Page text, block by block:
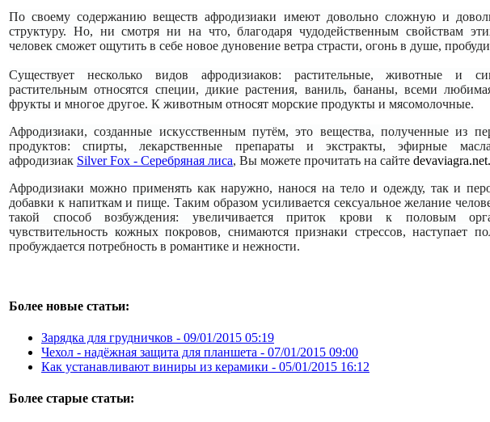
По своему содержанию веществ афродизиаки имеют довольно сложную и
структуру. Но, ни смотря ни на что, благодаря чудодейственным свойствам
человек сможет ощутить в себе новое дуновение ветра страсти, огонь в душе,
Существует несколько видов афродизиаков: растительные, животные и
растительным относятся специи, дикие растения, ваниль, бананы, всеми
фрукты и многое другое. К животным относят морские продукты и мясомолочные.
Афродизиаки, созданные искусственным путём, это вещества, полученные из
продуктов: спирты, лекарственные препараты и экстракты, эфирные
афродизиак Silver Fox - Серебряная лиса, Вы можете прочитать на сайте devaviagra.net.
Афродизиаки можно применять как наружно, нанося на тело и одежду, так и
добавки к напиткам и пище.Таким образом усиливается сексуальное желание
такой способ возбуждения: увеличивается приток крови к половым
чувствительность кожных покровов, снимаются признаки стрессов, наступает
пробуждается потребность в романтике и нежности.
Более новые статьи:
Зарядка для грудничков - 09/01/2015 05:19
Чехол - надёжная защита для планшета - 07/01/2015 09:00
Как устанавливают виниры из керамики - 05/01/2015 16:12
Более старые статьи: